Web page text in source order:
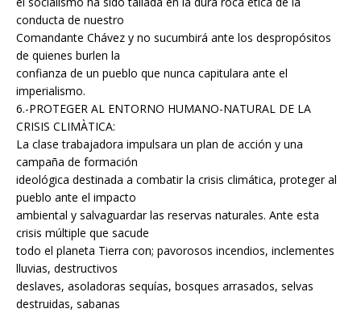
conducta de nuestro
Comandante Chávez y no sucumbirá ante los despropósitos
de quienes burlen la
confianza de un pueblo que nunca capitulara ante el
imperialismo.
6.-PROTEGER AL ENTORNO HUMANO-NATURAL DE LA
CRISIS CLIMÀTICA:
La clase trabajadora impulsara un plan de acción y una
campaña de formación
ideológica destinada a combatir la crisis climática, proteger al
pueblo ante el impacto
ambiental y salvaguardar las reservas naturales. Ante esta
crisis múltiple que sacude
todo el planeta Tierra con; pavorosos incendios, inclementes
lluvias, destructivos
deslaves, asoladoras sequías, bosques arrasados, selvas
destruidas, sabanas